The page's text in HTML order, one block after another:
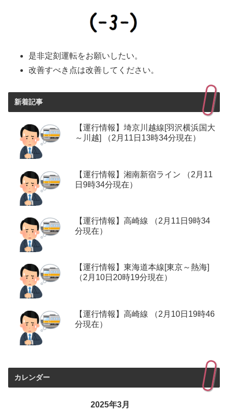
是非定刻運転をお願いしたい。
改善すべき点は改善してください。
新着記事
【運行情報】埼京川越線[羽沢横浜国大
～川越] （2月11日13時34分現在）
【運行情報】湘南新宿ライン （2月11
日9時34分現在）
【運行情報】高崎線 （2月11日9時34
分現在）
【運行情報】東海道本線[東京～熱海]
（2月10日20時19分現在）
【運行情報】高崎線 （2月10日19時46
分現在）
カレンダー
2025年3月